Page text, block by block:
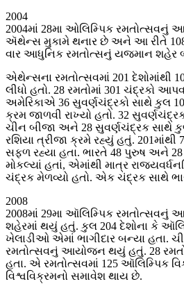
2004
2004માં 28મા ઓલિમ્પિક રમતોત્સવનું
ઍથેન્સ મુકામે થનાર છે અને આ રીતે
વાર આધુનિક રમતોત્સનું યજમાન શહેર
એથેન્સના રમતોત્સવમાં 201 દેશોમાંથી
લીધો હતો. 28 રમતોમાં 301 ચંદ્રકો
અમેરિકાએ 36 સુવર્ણચંદ્રકો સાથે કુલ
ક્રમ જાળવી રાખ્યો હતો. 32
ચીન બીજા અને 28 સુવર્ણચંદ્રક સાથે
રશિયા ત્રીજા ક્રમે રહ્યું હતું. 201માંથી
સફળ રહ્યા હતા. ભારતે 48 પુરુષ અને
મોકલ્યાં હતાં, એમાંથી માત્ર
ચંદ્રક મેળવ્યો હતો. એક ચંદ્રક સાથે
2008
2008માં 29મા ઑલિમ્પિક
શહેરમાં થયું હતું. કુલ 204 દેશોના કે
ખેલાડીઓ એમાં ભાગીદાર બન્યા હતા.
રમતોત્સવનું આયોજન થયું હતું. 28
હતા. એ રમતોત્સવમાં 125 ઑલિમ્પિક
વિશ્વવિક્રમનો સમાવેશ થાય છે.